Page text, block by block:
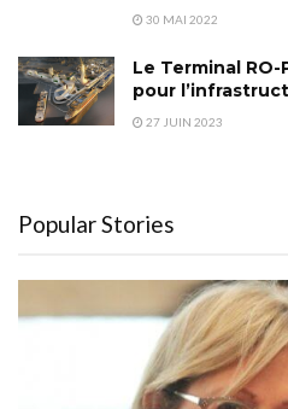
30 MAI 2022
Le Terminal RO-
pour
27 JUIN 2023
Popular Stories